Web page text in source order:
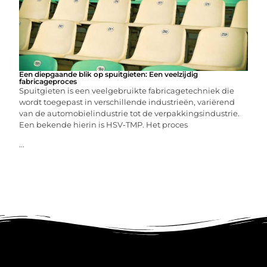
Een diepgaande blik op spuitgieten: Een veelzijdig
fabricageproces
Spuitgieten is een veelgebruikte fabricagetechniek die
wordt toegepast in verschillende industrieën, variërend
van de automobielindustrie tot de verpakkingsindustrie.
Een bekende hierin is HSV-TMP. Het proces
...